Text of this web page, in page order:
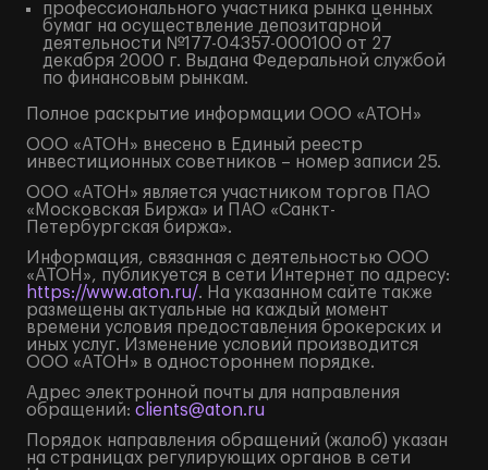
профессионального участника рынка ценных
бумаг на осуществление депозитарной
деятельности №177-04357-000100 от 27
декабря 2000 г. Выдана Федеральной службой
по финансовым рынкам.
Полное раскрытие информации ООО «АТОН»
ООО «АТОН» внесено в Единый реестр
инвестиционных советников – номер записи 25.
ООО «АТОН» является участником торгов ПАО
«Московская Биржа» и ПАО «Санкт-
Петербургская биржа».
Информация, связанная с деятельностью ООО
«АТОН», публикуется в сети Интернет по адресу:
https://www.aton.ru/. На указанном сайте также
размещены актуальные на каждый момент
времени условия предоставления брокерских и
иных услуг. Изменение условий производится
ООО «АТОН» в одностороннем порядке.
Адрес электронной почты для направления
обращений: clients@aton.ru
Порядок направления обращений (жалоб) указан
на страницах регулирующих органов в сети